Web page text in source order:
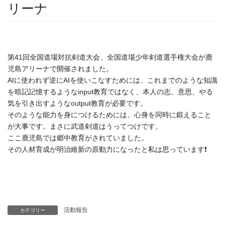
リーナ
第41回全国道場対抗剣道大会、全国道場少年剣道選手権大会が鹿
児島アリーナで開催されました。
AIに使われず逆にAIを使いこなすためには、これまでのような知識
を暗記記憶するようなinput教育ではなく、本人の志、意思、やる
気を引き出すようなoutput教育が必要です。
そのような能力を身につけるためには、心身を同時に鍛えること
が大事です。まさに武道剣道はうってつけです。
ここ鹿児島では郷中教育がされていました。
その人材育成が明治維新の原動力になったと私は思っています❗️
カテゴリー 活動報告